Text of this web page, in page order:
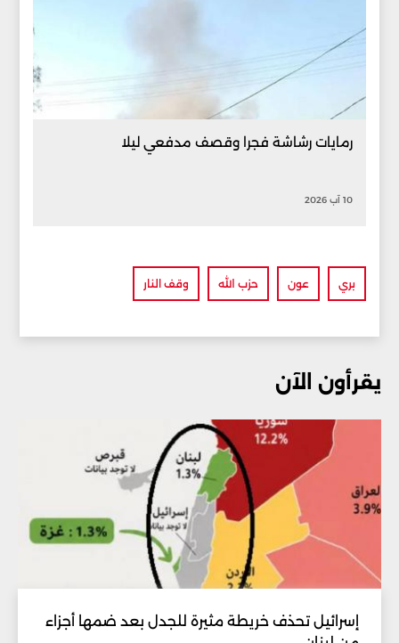
رمايات رشاشة فجرا وقصف مدفعي ليلا
10 آب 2026
بري عون حزب الله وقف النار
يقرأون الآن
إسرائيل تحذف خريطة مثيرة للجدل بعد ضمها أجزاء